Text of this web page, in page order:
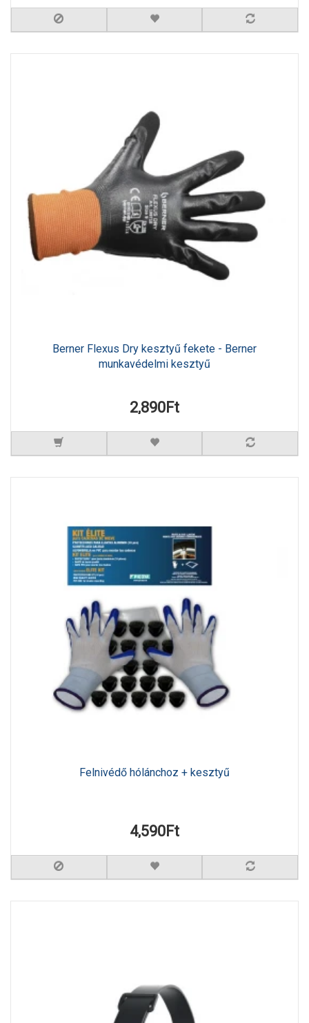
Berner Flexus Dry kesztyű fekete - Berner
munkavédelmi kesztyű
2,890Ft
Felnivédő hólánchoz + kesztyű
4,590Ft